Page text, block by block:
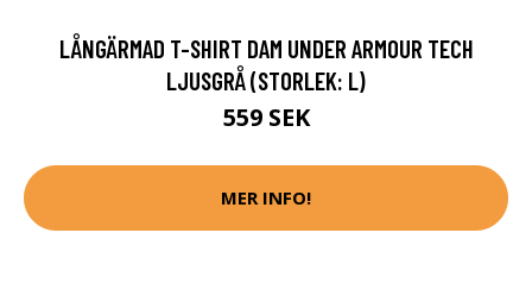
LÅNGÄRMAD T-SHIRT DAM UNDER ARMOUR TECH
LJUSGRÅ (STORLEK: L)
559 SEK
MER INFO!